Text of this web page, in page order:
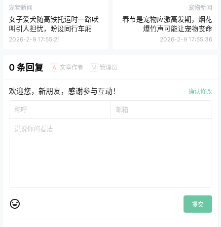
海报分享 收藏 0 0
女子爱犬随高铁托运时一路吠
叫引人担忧，盼设同行车厢
0 条回复 管理员